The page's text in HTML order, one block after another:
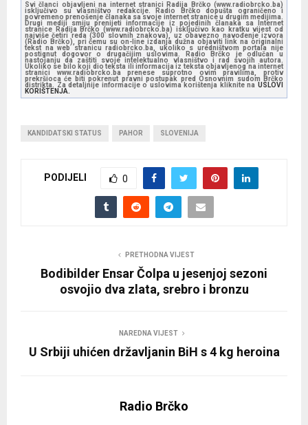
Svi članci objavljeni na internet stranici Radija Brčko (www.radiobrcko.ba)
isključivo su vlasništvo redakcije. Radio Brčko dopušta ograničeno i
povremeno prenošenje članaka sa svoje internet stranice u drugim medijima.
Drugi mediji smiju prenijeti informacije iz pojedinih članaka sa Internet
stranice Radija Brčko (www.radiobrcko.ba) isključivo kao kratku vijest od
najviše četiri reda (300 slovnih znakova), uz obavezno navođenje izvora
(Radio Brčko), pri čemu su on-line izdanja dužna objaviti link na originalni
tekst na web stranicu radiobrcko.ba, ukoliko s uredništvom portala nije
postignut dogovor o drugačijim uslovima. Radio Brčko je odlučan u
nastojanju da zaštiti svoje intelektualno vlasništvo i rad svojih autora.
Ukoliko se bilo koji dio teksta ili informacija iz teksta objavljenog na internet
stranici www.radiobrcko.ba prenese suprotno ovim pravilima, protiv
prekršioca će biti pokrenut pravni postupak pred Osnovnim sudom Brčko
distrikta. Za detaljnije informacije o uslovima korištenja kliknite na USLOVI
KORIŠTENJA.
KANDIDATSKI STATUS PAHOR SLOVENIJA
PODIJELI 0
PRETHODNA VIJEST
Bodibilder Ensar Čolpa u jesenjoj sezoni
osvojio dva zlata, srebro i bronzu
NAREDNA VIJEST
U Srbiji uhićen državljanin BiH s 4 kg heroina
Radio Brčko